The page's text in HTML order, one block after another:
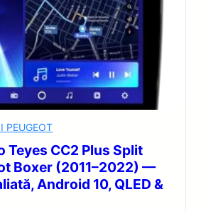
PEUGEOT
Teyes CC2 Plus Split
Boxer (2011–2022) —
Android 10, QLED &